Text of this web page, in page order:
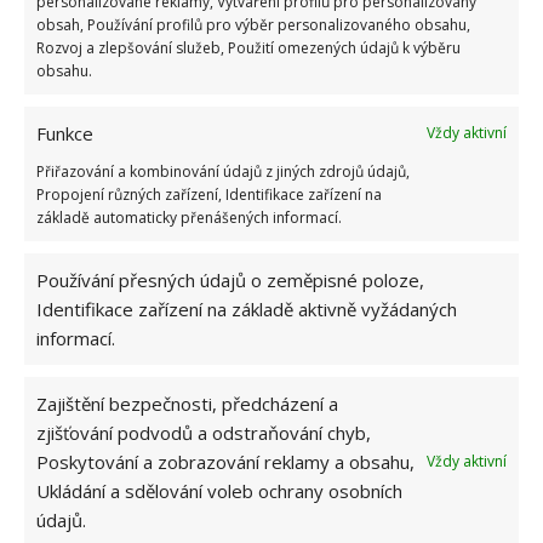
obsah, Používání profilů pro výběr personalizovaného obsahu,
Rozvoj a zlepšování služeb, Použití omezených údajů k výběru
obsahu.
Funkce
Vždy aktivní
Přiřazování a kombinování údajů z jiných zdrojů údajů,
Propojení různých zařízení, Identifikace zařízení na
základě automaticky přenášených informací.
Používání přesných údajů o zeměpisné poloze,
Identifikace zařízení na základě aktivně vyžádaných
informací.
Zajištění bezpečnosti, předcházení a
zjišťování podvodů a odstraňování chyb,
Poskytování a zobrazování reklamy a obsahu,
Ukládání a sdělování voleb ochrany osobních
údajů.
Vždy aktivní
a mám hotovo. Funguje perfektně.“